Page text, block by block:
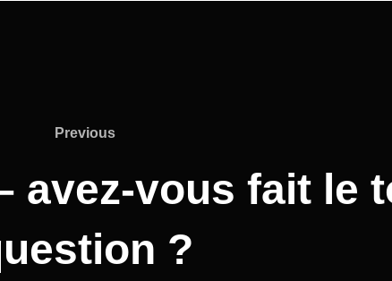
Previous
avez-vous fait le
?